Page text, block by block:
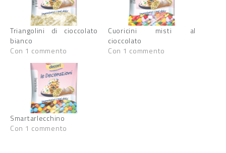
Triangolini di cioccolato
bianco
Con 1 commento
Cuoricini misti al
cioccolato
Con 1 commento
Smartarlecchino
Con 1 commento